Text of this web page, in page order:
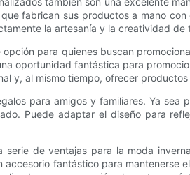
fabrican sus productos a mano
la artesanía y la creatividad de
para quienes buscan
oportunidad fantástica para
y, al mismo tiempo, ofrecer
para amigos y familiares. Ya
Puede adaptar el diseño para
serie de ventajas para la moda
accesorio fantástico para